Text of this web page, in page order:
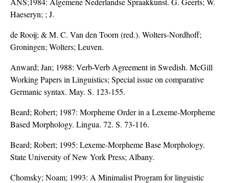
Haeseryn; ; J.
de Rooij; & M. C. Van den Toorn (red.). Wolters-Nordhoff;
Groningen; Wolters; Leuven.
Anward; Jan; 1988: Verb-Verb Agreement in Swedish. McGill
Working Papers in Linguistics; Special issue on comparative
Germanic syntax. May. S. 123-155.
Beard; Robert; 1987: Morpheme Order in a Lexeme-Morpheme
Based Morphology. Lingua. 72. S. 73-116.
Beard; Robert; 1995: Lexeme-Morpheme Base Morphology.
State University of New York Press; Albany.
Chomsky; Noam; 1993: A Minimalist Program for linguistic